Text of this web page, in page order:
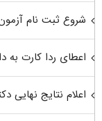
شروع ثبت نام آزمون
اعطای ردا کارت به
اعلام نتایج نهایی